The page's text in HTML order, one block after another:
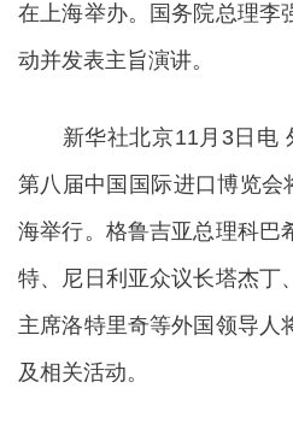
在上海举办。国务院总理李
动并发表主旨演讲。
新华社北京11月3日电
第八届中国国际进口博览会
海举行。格鲁吉亚总理科巴
特、尼日利亚众议长塔杰丁
主席洛特里奇等外国领导人
及相关活动。